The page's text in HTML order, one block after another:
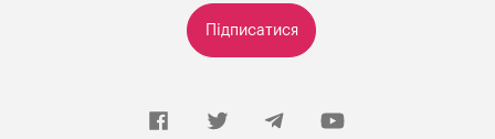
Підписатися